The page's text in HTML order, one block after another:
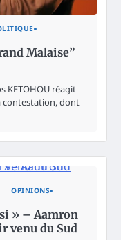
Malaise”
KETOHOU réagit
contestation, dont
OPINIONS
» – Aamron
venu du Sud